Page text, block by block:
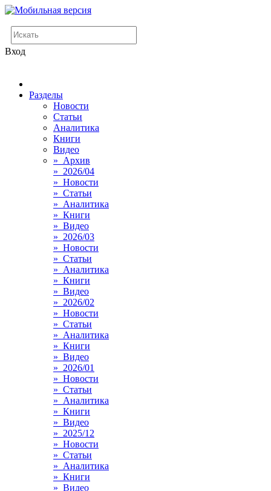
Вход
Разделы
Новости
Статьи
Аналитика
Книги
Видео
» Архив
» 2026/04
» Новости
» Статьи
» Аналитика
» Книги
» Видео
» 2026/03
» Новости
» Статьи
» Аналитика
» Книги
» Видео
» 2026/02
» Новости
» Статьи
» Аналитика
» Книги
» Видео
» 2026/01
» Новости
» Статьи
» Аналитика
» Книги
» Видео
» 2025/12
» Новости
» Статьи
» Аналитика
» Книги
» Видео